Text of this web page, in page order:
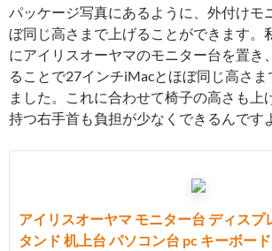
パッケージ写真にあるように、外付けモ
ぼ同じ高さまで上げることができます。
にアイリスオーヤマのモニター台を置き
ることで27インチiMacとほぼ同じ高さ
ました。これに合わせて椅子の高さも上
持つ右手首も負担が少なくできるんです
アイリスオーヤマ モニター台 ディスプ
タンド 机上台 パソコン台 pc キーボー